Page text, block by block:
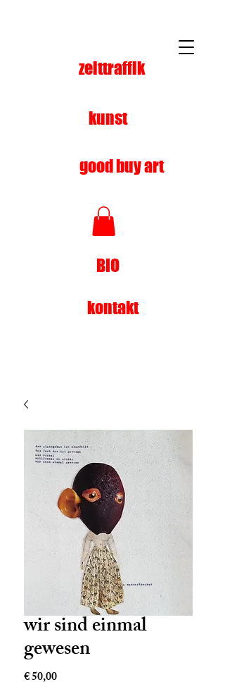
kunst
zeittraffik
good buy art
BIO
kontakt
wir sind einmal
gewesen
€ 50,00Preis